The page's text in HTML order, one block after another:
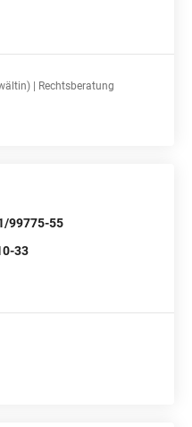
| Rechtsberatung
99775-55
33